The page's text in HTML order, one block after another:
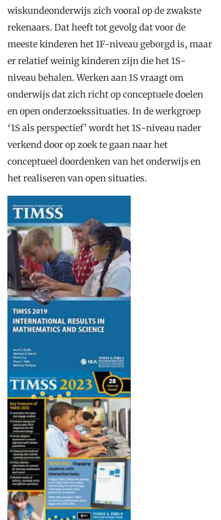
wiskundeonderwijs zich vooral op de zwakste
rekenaars. Dat heeft tot gevolg dat voor de
meeste kinderen het 1F-niveau geborgd is, maar
er relatief weinig kinderen zijn die het 1S-
niveau behalen. Werken aan 1S vraagt om
onderwijs dat zich richt op conceptuele doelen
en open onderzoekssituaties. In de werkgroep
‘1S als perspectief’ wordt het 1S-niveau nader
verkend door op zoek te gaan naar het
conceptueel doordenken van het onderwijs en
het realiseren van open situaties.